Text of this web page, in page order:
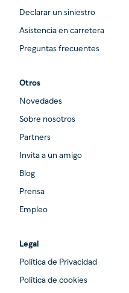
Declarar un siniestro
Asistencia en carretera
Preguntas frecuentes
Otros
Novedades
Sobre nosotros
Partners
Invita a un amigo
Blog
Prensa
Empleo
Legal
Política de Privacidad
Política de cookies